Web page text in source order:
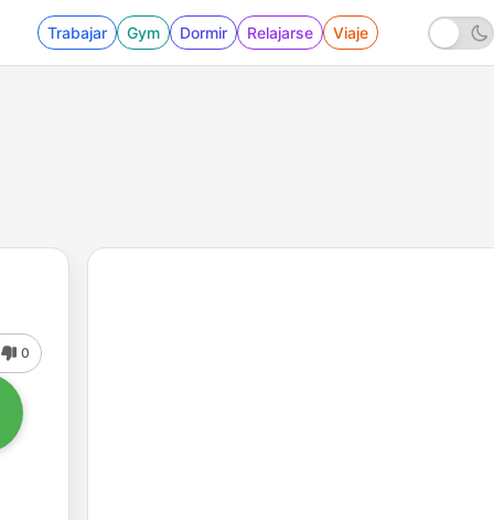
Trabajar Gym Dormir Relajarse Viaje
0